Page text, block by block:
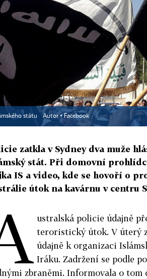
státu Autor ▪Facebook
zatkla v Sydney dva muže
stát. Při domovní
IS a video, kde se hovoří o
útok na kavárnu v centru
ustralská policie údajně
teroristický útok. V úterý
údajně k organizaci
Iráku. Zadržení se podle
zbraněmi. Informovala o tom